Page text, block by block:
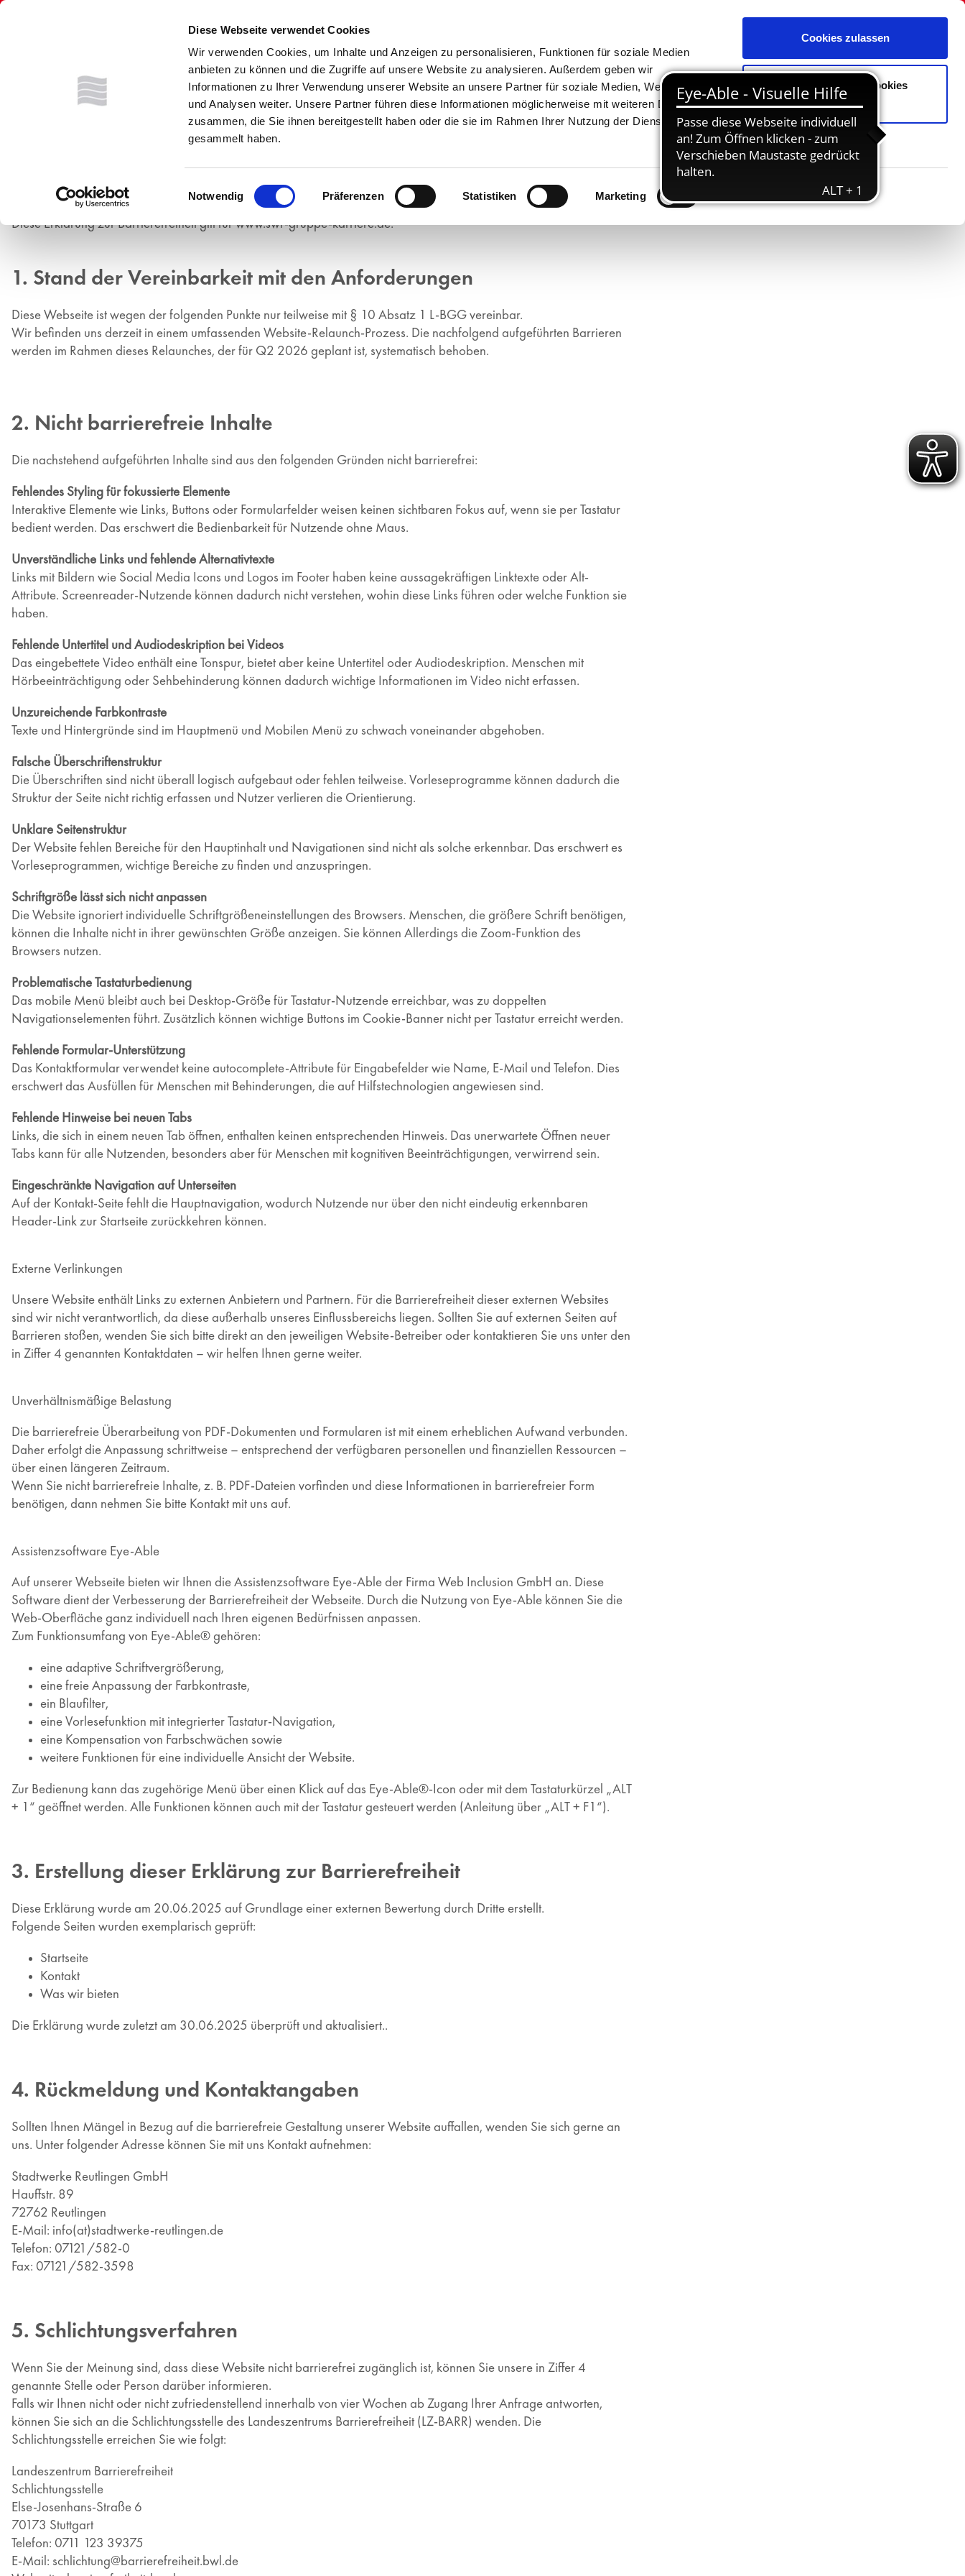
Diese Webseite verwendet Cookies
Wir verwenden Cookies, um Inhalte und Anzeigen zu personalisieren, Funktionen für soziale Medien
anbieten zu können und die Zugriffe auf unsere Website zu analysieren. Außerdem geben wir
Informationen zu Ihrer Verwendung unserer Website an unsere Partner für soziale Medien, Werbung
und Analysen weiter. Unsere Partner führen diese Informationen möglicherweise mit weiteren Daten
zusammen, die Sie ihnen bereitgestellt haben oder die sie im Rahmen Ihrer Nutzung der Dienste
gesammelt haben.
Einwilligungsauswahl
Notwendig Präferenzen Statistiken Marketing
Cookies zulassen
Nur notwendige Cookies
verwenden
Karriereportal der Stadtwerke Reutlingen-
Erklärung zur Barrierefreiheit
Die Stadtwerke Reutlingen GmbH ist bemüht, ihre Webseite in Einklang mit § 10 Absatz 1 des Landes-
Behindertengleichstellungsgesetzes (L-BGG) barrierefrei zugänglich zu machen.
Diese Erklärung zur Barrierefreiheit gilt für www.swr-gruppe-karriere.de.
1. Stand der Vereinbarkeit mit den Anforderungen
Diese Webseite ist wegen der folgenden Punkte nur teilweise mit § 10 Absatz 1 L-BGG vereinbar.
Wir befinden uns derzeit in einem umfassenden Website-Relaunch-Prozess. Die nachfolgend aufgeführten Barrieren
werden im Rahmen dieses Relaunches, der für Q2 2026 geplant ist, systematisch behoben.
2. Nicht barrierefreie Inhalte
Die nachstehend aufgeführten Inhalte sind aus den folgenden Gründen nicht barrierefrei:
Fehlendes Styling für fokussierte Elemente
Interaktive Elemente wie Links, Buttons oder Formularfelder weisen keinen sichtbaren Fokus auf, wenn sie per Tastatur
bedient werden. Das erschwert die Bedienbarkeit für Nutzende ohne Maus.
Unverständliche Links und fehlende Alternativtexte
Links mit Bildern wie Social Media Icons und Logos im Footer haben keine aussagekräftigen Linktexte oder Alt-
Attribute. Screenreader-Nutzende können dadurch nicht verstehen, wohin diese Links führen oder welche Funktion sie
haben.
Fehlende Untertitel und Audiodeskription bei Videos
Das eingebettete Video enthält eine Tonspur, bietet aber keine Untertitel oder Audiodeskription. Menschen mit
Hörbeeinträchtigung oder Sehbehinderung können dadurch wichtige Informationen im Video nicht erfassen.
Unzureichende Farbkontraste
Texte und Hintergründe sind im Hauptmenü und Mobilen Menü zu schwach voneinander abgehoben.
Falsche Überschriftenstruktur
Die Überschriften sind nicht überall logisch aufgebaut oder fehlen teilweise. Vorleseprogramme können dadurch die
Struktur der Seite nicht richtig erfassen und Nutzer verlieren die Orientierung.
Unklare Seitenstruktur
Der Website fehlen Bereiche für den Hauptinhalt und Navigationen sind nicht als solche erkennbar. Das erschwert es
Vorleseprogrammen, wichtige Bereiche zu finden und anzuspringen.
Schriftgröße lässt sich nicht anpassen
Die Website ignoriert individuelle Schriftgrößeneinstellungen des Browsers. Menschen, die größere Schrift benötigen,
können die Inhalte nicht in ihrer gewünschten Größe anzeigen. Sie können Allerdings die Zoom-Funktion des
Browsers nutzen.
Problematische Tastaturbedienung
Das mobile Menü bleibt auch bei Desktop-Größe für Tastatur-Nutzende erreichbar, was zu doppelten
Navigationselementen führt. Zusätzlich können wichtige Buttons im Cookie-Banner nicht per Tastatur erreicht werden.
Fehlende Formular-Unterstützung
Das Kontaktformular verwendet keine autocomplete-Attribute für Eingabefelder wie Name, E-Mail und Telefon. Dies
erschwert das Ausfüllen für Menschen mit Behinderungen, die auf Hilfstechnologien angewiesen sind.
Fehlende Hinweise bei neuen Tabs
Links, die sich in einem neuen Tab öffnen, enthalten keinen entsprechenden Hinweis. Das unerwartete Öffnen neuer
Tabs kann für alle Nutzenden, besonders aber für Menschen mit kognitiven Beeinträchtigungen, verwirrend sein.
Eingeschränkte Navigation auf Unterseiten
Auf der Kontakt-Seite fehlt die Hauptnavigation, wodurch Nutzende nur über den nicht eindeutig erkennbaren
Header-Link zur Startseite zurückkehren können.
Externe Verlinkungen
Unsere Website enthält Links zu externen Anbietern und Partnern. Für die Barrierefreiheit dieser externen Websites
sind wir nicht verantwortlich, da diese außerhalb unseres Einflussbereichs liegen. Sollten Sie auf externen Seiten auf
Barrieren stoßen, wenden Sie sich bitte direkt an den jeweiligen Website-Betreiber oder kontaktieren Sie uns unter den
in Ziffer 4 genannten Kontaktdaten – wir helfen Ihnen gerne weiter.
Unverhältnismäßige Belastung
Die barrierefreie Überarbeitung von PDF-Dokumenten und Formularen ist mit einem erheblichen Aufwand verbunden.
Daher erfolgt die Anpassung schrittweise – entsprechend der verfügbaren personellen und finanziellen Ressourcen –
über einen längeren Zeitraum.
Wenn Sie nicht barrierefreie Inhalte, z. B. PDF-Dateien vorfinden und diese Informationen in barrierefreier Form
benötigen, dann nehmen Sie bitte Kontakt mit uns auf.
Assistenzsoftware Eye-Able
Auf unserer Webseite bieten wir Ihnen die Assistenzsoftware Eye-Able der Firma Web Inclusion GmbH an. Diese
Software dient der Verbesserung der Barrierefreiheit der Webseite. Durch die Nutzung von Eye-Able können Sie die
Web-Oberfläche ganz individuell nach Ihren eigenen Bedürfnissen anpassen.
Zum Funktionsumfang von Eye-Able® gehören:
eine adaptive Schriftvergrößerung,
eine freie Anpassung der Farbkontraste,
ein Blaufilter,
eine Vorlesefunktion mit integrierter Tastatur-Navigation,
eine Kompensation von Farbschwächen sowie
weitere Funktionen für eine individuelle Ansicht der Website.
Zur Bedienung kann das zugehörige Menü über einen Klick auf das Eye-Able®-Icon oder mit dem Tastaturkürzel „ALT
+ 1“ geöffnet werden. Alle Funktionen können auch mit der Tastatur gesteuert werden (Anleitung über „ALT + F1“).
3. Erstellung dieser Erklärung zur Barrierefreiheit
Diese Erklärung wurde am 20.06.2025 auf Grundlage einer externen Bewertung durch Dritte erstellt.
Folgende Seiten wurden exemplarisch geprüft:
Startseite
Kontakt
Was wir bieten
Die Erklärung wurde zuletzt am 30.06.2025 überprüft und aktualisiert..
4. Rückmeldung und Kontaktangaben
Sollten Ihnen Mängel in Bezug auf die barrierefreie Gestaltung unserer Website auffallen, wenden Sie sich gerne an
uns. Unter folgender Adresse können Sie mit uns Kontakt aufnehmen:
Stadtwerke Reutlingen GmbH
Hauffstr. 89
72762 Reutlingen
E-Mail: info(at)stadtwerke-reutlingen.de
Telefon: 07121/582-0
Fax: 07121/582-3598
5. Schlichtungsverfahren
Wenn Sie der Meinung sind, dass diese Website nicht barrierefrei zugänglich ist, können Sie unsere in Ziffer 4
genannte Stelle oder Person darüber informieren.
Falls wir Ihnen nicht oder nicht zufriedenstellend innerhalb von vier Wochen ab Zugang Ihrer Anfrage antworten,
können Sie sich an die Schlichtungsstelle des Landeszentrums Barrierefreiheit (LZ-BARR) wenden. Die
Schlichtungsstelle erreichen Sie wie folgt:
Landeszentrum Barrierefreiheit
Schlichtungsstelle
Else-Josenhans-Straße 6
70173 Stuttgart
Telefon: 0711 123 39375
E-Mail: schlichtung@barrierefreiheit.bwl.de